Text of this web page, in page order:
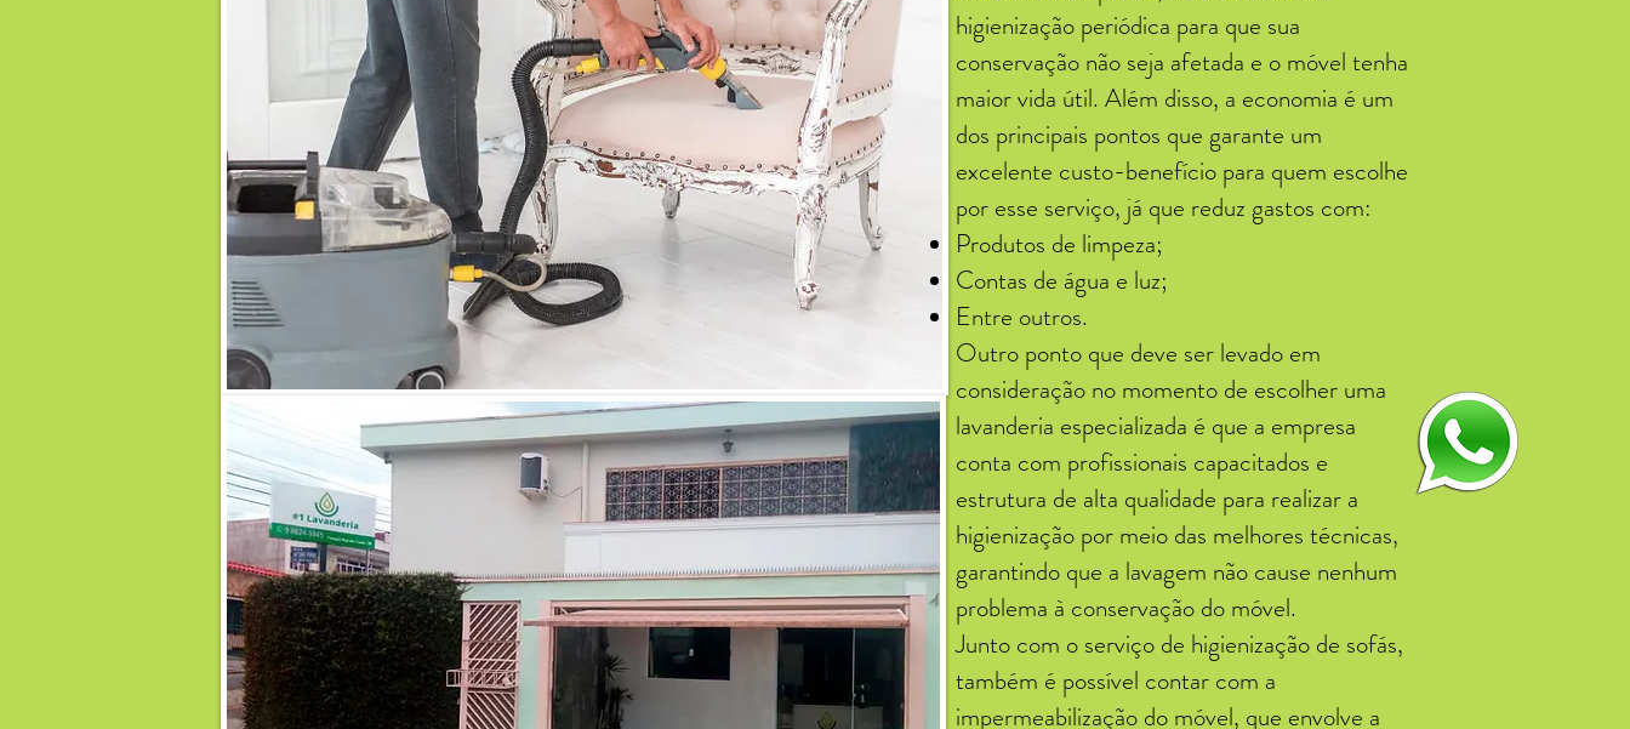
higienização periódica para que sua
conservação não seja afetada e o móvel tenha
maior vida útil. Além disso, a economia é um
dos principais pontos que garante um
excelente custo-benefício para quem escolhe
por esse serviço, já que reduz gastos com:
Produtos de limpeza;
Contas de água e luz;
Entre outros.
Outro ponto que deve ser levado em
consideração no momento de escolher uma
lavanderia especializada é que a empresa
conta com profissionais capacitados e
estrutura de alta qualidade para realizar a
higienização por meio das melhores técnicas,
garantindo que a lavagem não cause nenhum
problema à conservação do móvel.
Junto com o serviço de higienização de sofás,
também é possível contar com a
impermeabilização do móvel, que envolve a